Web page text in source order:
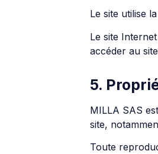
Le site utilise
Le site
accéder au
5.
MILLA SAS
site,
Toute